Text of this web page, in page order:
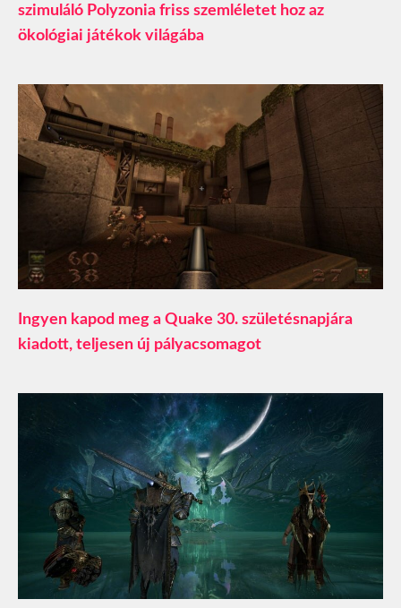
szimuláló Polyzonia friss szemléletet hoz az
ökológiai játékok világába
Ingyen kapod meg a Quake 30. születésnapjára
kiadott, teljesen új pályacsomagot